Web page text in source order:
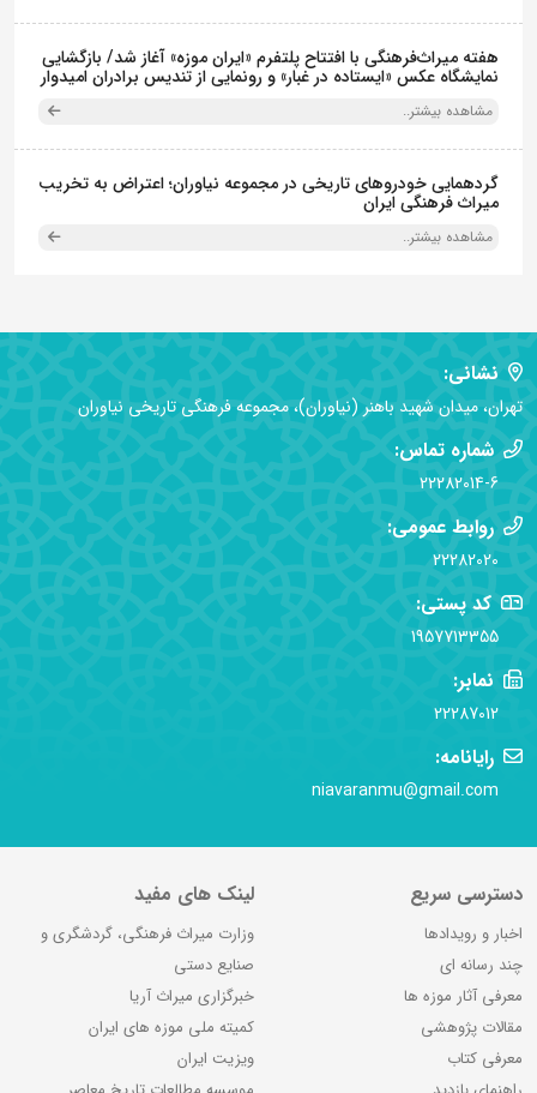
هفته میراث‌فرهنگی با افتتاح پلتفرم «ایران موزه» آغاز شد/ بازگشایی
نمایشگاه عکس «ایستاده در غبار» و رونمایی از تندیس برادران امیدوار
مشاهده بیشتر..
گردهمایی خودروهای تاریخی در مجموعه نیاوران؛ اعتراض به تخریب
میراث فرهنگی ایران
مشاهده بیشتر..
نشانی:
تهران، میدان شهید باهنر (نیاوران)، مجموعه فرهنگی تاریخی نیاوران
شماره تماس:
22282014-6
روابط عمومی:
22282020
کد پستی:
1957713355
نمابر:
22287012
رایانامه:
niavaranmu@gmail.com
دسترسی سریع
اخبار و رویدادها
چند رسانه ای
معرفی آثار موزه ها
مقالات پژوهشی
معرفی کتاب
لینک های مفید
وزارت میراث فرهنگی، گردشگری و
صنایع دستی
خبرگزاری میراث آریا
کمیته ملی موزه های ایران
ویزیت ایران